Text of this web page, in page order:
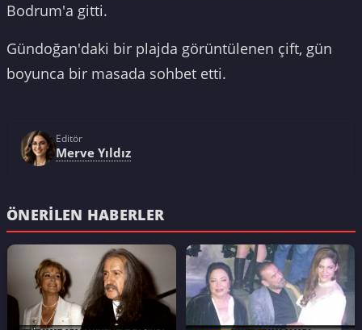
Bodrum'a gitti.
Gündoğan'daki bir plajda görüntülenen çift, gün
boyunca bir masada sohbet etti.
Editör
Merve Yıldız
ÖNERILEN HABERLER